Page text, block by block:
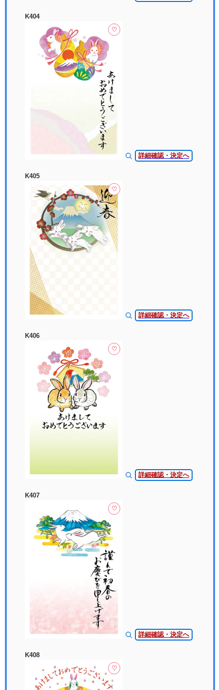
K404
♡
詳細確認・決定へ
K405
♡
詳細確認・決定へ
K406
♡
詳細確認・決定へ
K407
♡
詳細確認・決定へ
K408
♡